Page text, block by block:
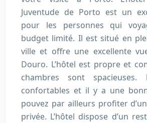
Juventude de Porto est un
pour les personnes qui
budget limité. Il est situé en
ville et offre une excellente
Douro. L’hôtel est propre et
chambres sont
confortables et il y a une
pouvez par ailleurs profiter
privée. L’hôtel dispose d’un